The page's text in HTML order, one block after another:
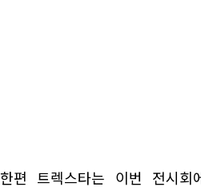
한편 트렉스타는 이번 전시회